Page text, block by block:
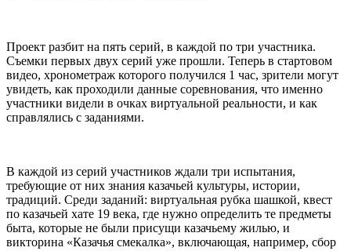
Проект разбит на пять серий, в каждой по три участника.
Съемки первых двух серий уже прошли. Теперь в стартовом
видео, хронометраж которого получился 1 час, зрители могут
увидеть, как проходили данные соревнования, что именно
участники видели в очках виртуальной реальности, и как
справлялись с заданиями.
В каждой из серий участников ждали три испытания,
требующие от них знания казачьей культуры, истории,
традиций. Среди заданий: виртуальная рубка шашкой, квест
по казачьей хате 19 века, где нужно определить те предметы
быта, которые не были присущи казачьему жилью, и
викторина «Казачья смекалка», включающая, например, сбор